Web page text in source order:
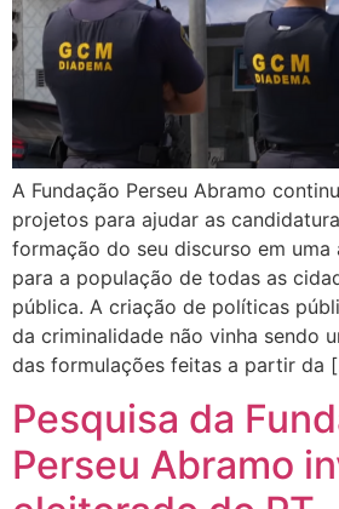
A Fundação Perseu Abramo
projetos para ajudar as
formação do seu discurso em uma
para a população de todas as
pública. A criação de políticas
da criminalidade não vinha sendo
das formulações feitas a partir da
Pesquisa da
Perseu Abramo